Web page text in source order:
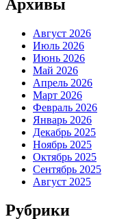
Архивы
Август 2026
Июль 2026
Июнь 2026
Май 2026
Апрель 2026
Март 2026
Февраль 2026
Январь 2026
Декабрь 2025
Ноябрь 2025
Октябрь 2025
Сентябрь 2025
Август 2025
Рубрики